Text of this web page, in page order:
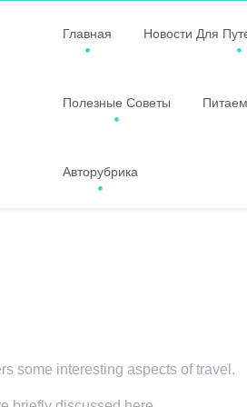
Главная Новости Для
Полезные Советы
Авторубрика
some interesting aspects of travel.